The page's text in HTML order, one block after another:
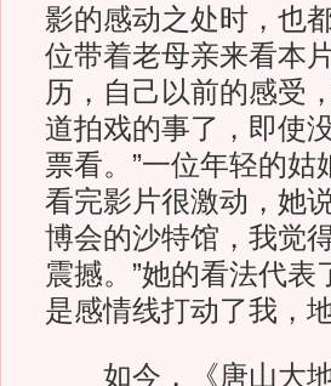
影的感动之处时，也
位带着老母亲来看本
历，自己以前的感受
道拍戏的事了，即使
票看。”一位年轻的
看完影片很激动，她
博会的沙特馆，我觉
震撼。”她的看法代
是感情线打动了我，
如今，《唐山大地